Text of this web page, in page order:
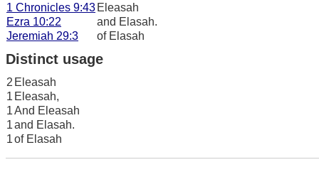
1 Chronicles 9:43 Eleasah
Ezra 10:22
and Elasah.
Jeremiah 29:3
of Elasah
Distinct usage
2 Eleasah
1 Eleasah,
1And Eleasah
1and Elasah.
1of Elasah